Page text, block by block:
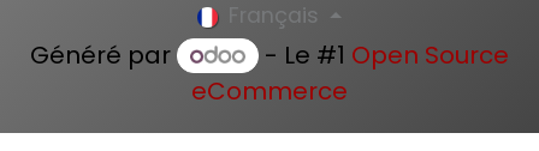
Français
Généré par - Le #1 Open Source
eCommerce